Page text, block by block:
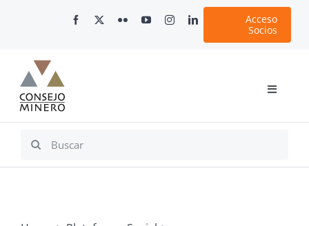
Acceso
Socios
Toggle
Search